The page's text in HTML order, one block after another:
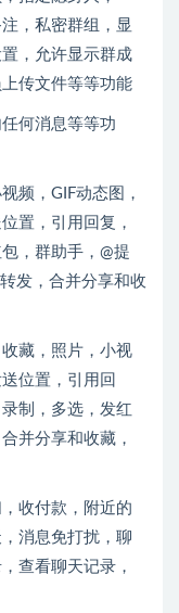
，私密群组，显
，允许显示群成
传文件等等功能
何消息等等功
频，GIF动态图，
置，引用回复，
，群助手，@提
发，合并分享和收
藏，照片，小视
位置，引用回
制，多选，发红
并分享和收藏，
收付款，附近的
消息免打扰，聊
查看聊天记录，